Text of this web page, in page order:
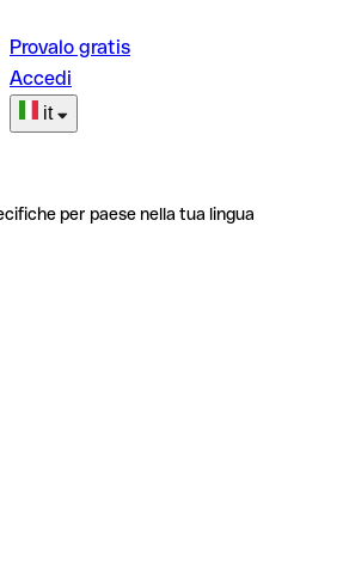
Provalo gratis
Accedi
it
per paese nella tua lingua